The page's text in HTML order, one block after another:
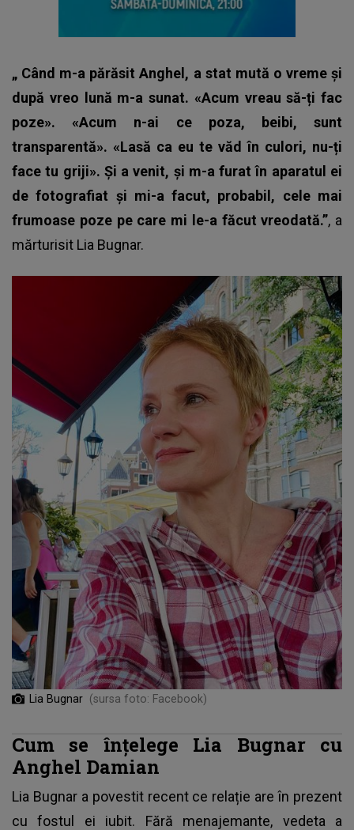
„ Când m-a părăsit Anghel, a stat mută o vreme și
după vreo lună m-a sunat. «Acum vreau să-ți fac
poze». «Acum n-ai ce poza, beibi, sunt
transparentă». «Lasă ca eu te văd în culori, nu-ți
face tu griji». Și a venit, și m-a furat în aparatul ei
de fotografiat și mi-a facut, probabil, cele mai
frumoase poze pe care mi le-a făcut vreodată.”, a
mărturisit Lia Bugnar.
Lia Bugnar (sursa foto: Facebook)
Cum se înțelege Lia Bugnar cu
Anghel Damian
Lia Bugnar a povestit recent ce relație are în prezent
cu fostul ei iubit. Fără menajemante, vedeta a